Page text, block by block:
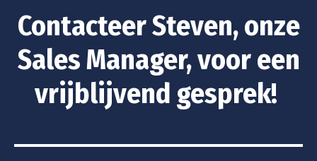
Contacteer Steven, onze
Sales Manager, voor een
vrijblijvend gesprek!